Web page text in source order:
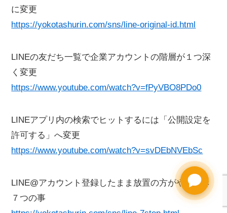
に変更
https://yokotashurin.com/sns/line-original-id.html
LINEの友だち一覧で企業アカウントの階層が１つ深
く変更
https://www.youtube.com/watch?v=fPyVBO8PDo0
LINEアプリ内の検索でヒットするには「公開設定を
許可する」へ変更
https://www.youtube.com/watch?v=svDEbNVEbSc
LINE@アカウント登録したまま放置の方がやるべき
７つの事